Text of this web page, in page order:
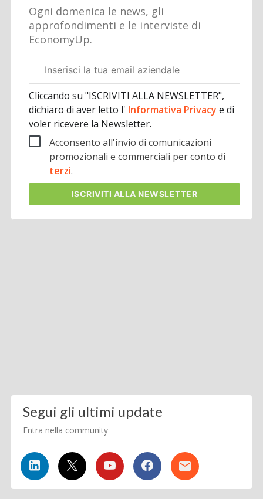
Ogni domenica le news, gli
approfondimenti e le interviste di
EconomyUp.
aziendale
Cliccando su "ISCRIVITI ALLA NEWSLETTER",
dichiaro di aver letto l' Informativa Privacye di
voler ricevere la Newsletter.
Acconsento all'invio di comunicazioni
promozionali e commerciali per conto di
terzi.
ISCRIVITI ALLA NEWSLETTER
Segui gli ultimi update
Entra nella community